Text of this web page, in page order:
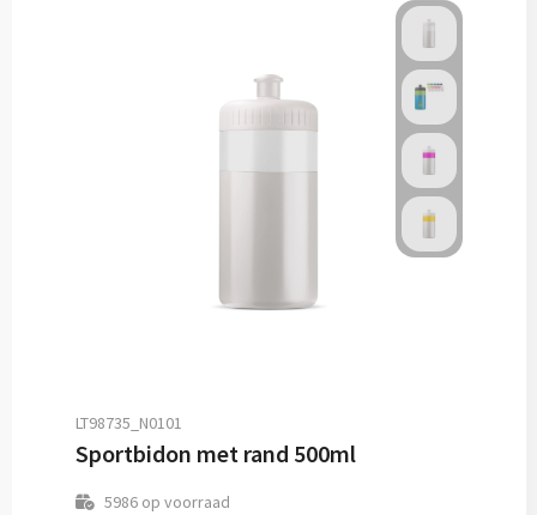
LT98735_N0101
Sportbidon met rand 500ml
5986op voorraad